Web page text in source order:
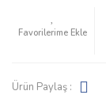
Ürün Paylaş :